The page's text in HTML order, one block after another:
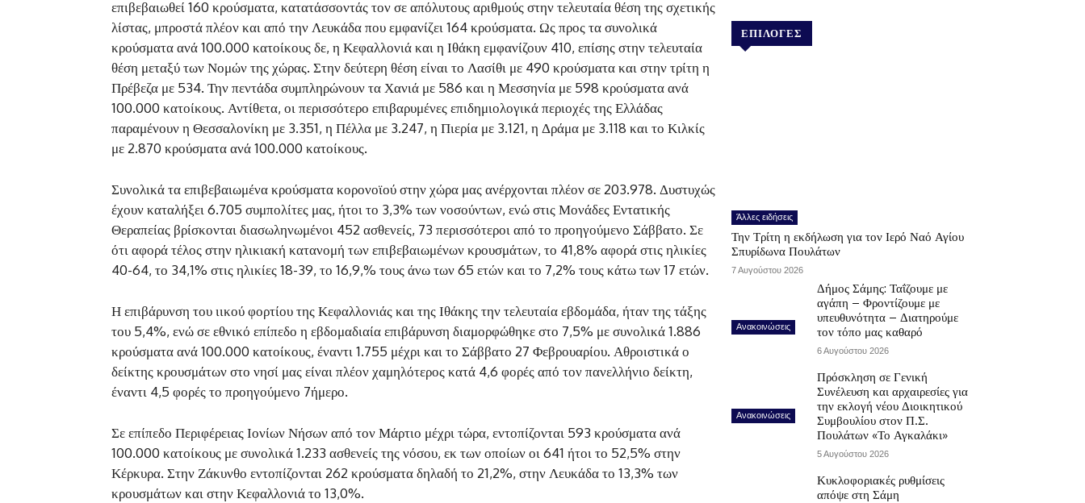
επιβεβαιωθεί 160 κρούσματα, κατατάσσοντάς τον σε απόλυτους αριθμούς στην τελευταία θέση της σχετικής
λίστας, μπροστά πλέον και από την Λευκάδα που εμφανίζει 164 κρούσματα. Ως προς τα συνολικά
κρούσματα ανά 100.000 κατοίκους δε, η Κεφαλλονιά και η Ιθάκη εμφανίζουν 410, επίσης στην τελευταία
θέση μεταξύ των Νομών της χώρας. Στην δεύτερη θέση είναι το Λασίθι με 490 κρούσματα και στην τρίτη η
Πρέβεζα με 534. Την πεντάδα συμπληρώνουν τα Χανιά με 586 και η Μεσσηνία με 598 κρούσματα ανά
100.000 κατοίκους. Αντίθετα, οι περισσότερο επιβαρυμένες επιδημιολογικά περιοχές της Ελλάδας
παραμένουν η Θεσσαλονίκη με 3.351, η Πέλλα με 3.247, η Πιερία με 3.121, η Δράμα με 3.118 και το Κιλκίς
με 2.870 κρούσματα ανά 100.000 κατοίκους.
Συνολικά τα επιβεβαιωμένα κρούσματα κορονοϊού στην χώρα μας ανέρχονται πλέον σε 203.978. Δυστυχώς
έχουν καταλήξει 6.705 συμπολίτες μας, ήτοι το 3,3% των νοσούντων, ενώ στις Μονάδες Εντατικής
Θεραπείας βρίσκονται διασωληνωμένοι 452 ασθενείς, 73 περισσότεροι από το προηγούμενο Σάββατο. Σε
ότι αφορά τέλος στην ηλικιακή κατανομή των επιβεβαιωμένων κρουσμάτων, το 41,8% αφορά στις ηλικίες
40-64, το 34,1% στις ηλικίες 18-39, το 16,9,% τους άνω των 65 ετών και το 7,2% τους κάτω των 17 ετών.
Η επιβάρυνση του ιικού φορτίου της Κεφαλλονιάς και της Ιθάκης την τελευταία εβδομάδα, ήταν της τάξης
του 5,4%, ενώ σε εθνικό επίπεδο η εβδομαδιαία επιβάρυνση διαμορφώθηκε στο 7,5% με συνολικά 1.886
κρούσματα ανά 100.000 κατοίκους, έναντι 1.755 μέχρι και το Σάββατο 27 Φεβρουαρίου. Αθροιστικά ο
δείκτης κρουσμάτων στο νησί μας είναι πλέον χαμηλότερος κατά 4,6 φορές από τον πανελλήνιο δείκτη,
έναντι 4,5 φορές το προηγούμενο 7ήμερο.
Σε επίπεδο Περιφέρειας Ιονίων Νήσων από τον Μάρτιο μέχρι τώρα, εντοπίζονται 593 κρούσματα ανά
100.000 κατοίκους με συνολικά 1.233 ασθενείς της νόσου, εκ των οποίων οι 641 ήτοι το 52,5% στην
Κέρκυρα. Στην Ζάκυνθο εντοπίζονται 262 κρούσματα δηλαδή το 21,2%, στην Λευκάδα το 13,3% των
κρουσμάτων και στην Κεφαλλονιά το 13,0%.
ΕΠΙΛΟΓΕΣ
Άλλες ειδήσεις
Την Τρίτη η εκδήλωση για τον Ιερό Ναό Αγίου
Σπυρίδωνα Πουλάτων
7 Αυγούστου 2026
Ανακοινώσεις
Δήμος Σάμης: Ταΐζουμε με
αγάπη – Φροντίζουμε με
υπευθυνότητα – Διατηρούμε
τον τόπο μας καθαρό
6 Αυγούστου 2026
Ανακοινώσεις
Πρόσκληση σε Γενική
Συνέλευση και αρχαιρεσίες για
την εκλογή νέου Διοικητικού
Συμβουλίου στον Π.Σ.
Πουλάτων «Το Αγκαλάκι»
5 Αυγούστου 2026
Κυκλοφοριακές ρυθμίσεις
απόψε στη Σάμη